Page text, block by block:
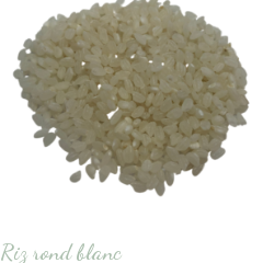
Riz rond blanc